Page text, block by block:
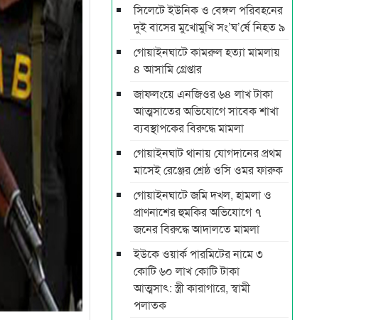
সিলেটে ইউনিক ও বেঙ্গল পরিবহনের
দুই বাসের মুখোমুখি সং’ঘ’র্ষে নিহত ৯
গোয়াইনঘাটে কামরুল হত্যা মামলায়
৪ আসামি গ্রেপ্তার
জাফলংয়ে এনজিওর ৬৪ লাখ টাকা
আত্মসাতের অভিযোগে সাবেক শাখা
ব্যবস্থাপকের বিরুদ্ধে মামলা
গোয়াইনঘাট থানায় যোগদানের প্রথম
মাসেই রেঞ্জের শ্রেষ্ঠ ওসি ওমর ফারুক
গোয়াইনঘাটে জমি দখল, হামলা ও
প্রাণনাশের হুমকির অভিযোগে ৭
জনের বিরুদ্ধে আদালতে মামলা
ইউকে ওয়ার্ক পারমিটের নামে ৩
কোটি ৬০ লাখ কোটি টাকা
আত্মসাৎ: স্ত্রী কারাগারে, স্বামী
পলাতক